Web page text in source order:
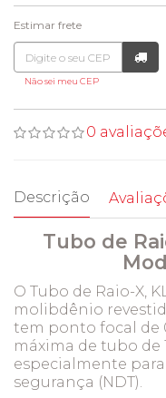
Estimar frete
Não sei meu CEP
0
Descrição
Tubo de
O Tubo de Raio-X,
molibdênio
tem ponto focal de
máxima de tubo de
especialmente
segurança (NDT).